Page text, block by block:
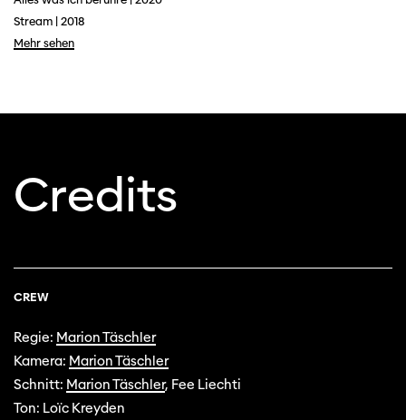
nicht optimal dargestellt. Bitte
Stream | 2018
Mehr sehen
Credits
CREW
Regie: Marion Täschler
Kamera: Marion Täschler
Schnitt: Marion Täschler, Fee Liechti
Ton: Loïc Kreyden